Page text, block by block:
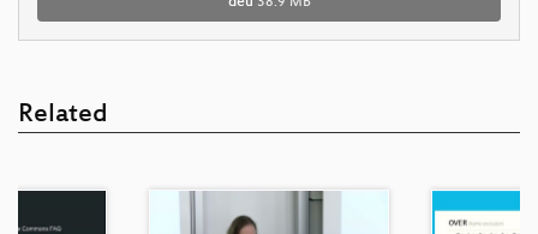
Related